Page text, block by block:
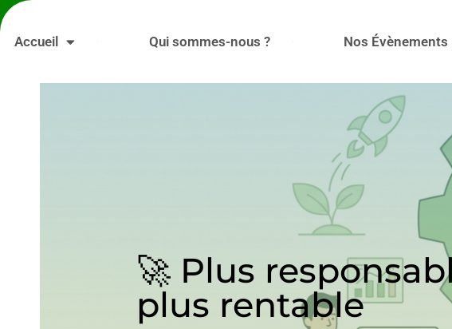
Accueil Qui sommes-nous ? Nos Évènements
🚀 Plus
plus rentable